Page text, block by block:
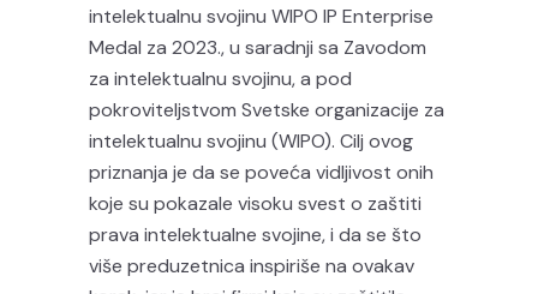
intelektualnu svojinu WIPO IP Enterprise
Medal za 2023., u saradnji sa Zavodom
za intelektualnu svojinu, a pod
pokroviteljstvom Svetske organizacije za
intelektualnu svojinu (WIPO). Cilj ovog
priznanja je da se poveća vidljivost onih
koje su pokazale visoku svest o zaštiti
prava intelektualne svojine, i da se što
više preduzetnica inspiriše na ovakav